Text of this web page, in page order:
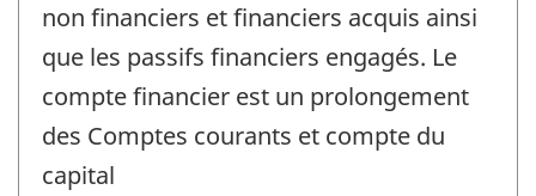
non financiers et financiers acquis ainsi
que les passifs financiers engagés. Le
compte financier est un prolongement
des Comptes courants et compte du
capital